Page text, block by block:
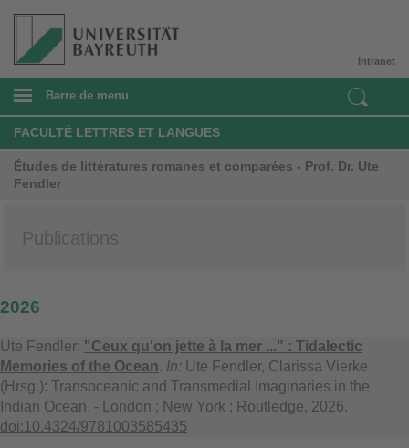
Intranet
Barre de menu
FACULTÉ LETTRES ET LANGUES
Études de littératures romanes et comparées - Prof. Dr. Ute
Fendler
Publications
2026
Ute Fendler: "Ceux qu'on jette à la mer ..." : Tidalectic
Memories of the Ocean. In: Ute Fendler, Clarissa Vierke
(Hrsg.): Transoceanic and Transmedial Imaginaries in the
Indian Ocean. - London ; New York : Routledge, 2026.
doi:10.4324/9781003585435